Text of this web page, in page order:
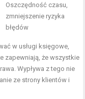
Oszczędność czasu,
zmniejszenie ryzyka
błędów
w usługi księgowe,
zapewniają, że wszystkie
Wypływa z tego nie
ze strony klientów i